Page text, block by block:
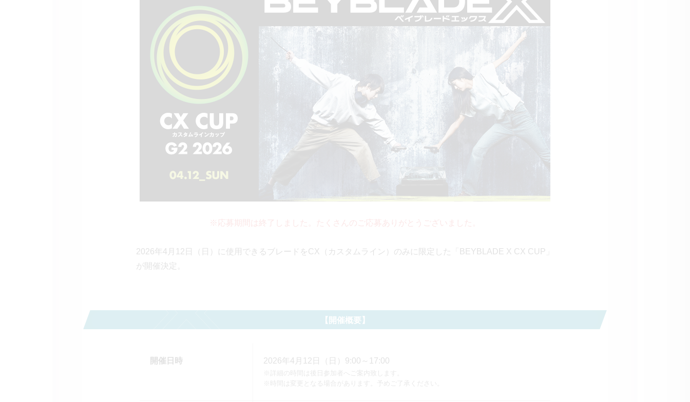
※応募期間は終了しました。たくさんのご応募ありがとうございました。
2026年4月12日（日）に使用できるブレードをCX（カスタムライン）のみに限定した「BEYBLADE X CX CUP」
が開催決定。
【開催概要】
開催日時 2026年4月12日（日）9:00～17:00
※詳細の時間は後日参加者へご案内致します。
※時間は変更となる場合があります。予めご了承ください。